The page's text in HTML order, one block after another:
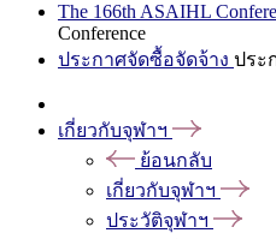
The 166th ASAIHL
Conference
ประกาศจัดซื้อจัดจ้าง ประ
เกี่ยวกับจุฬาฯ
ย้อนกลับ
เกี่ยวกับจุฬาฯ
ประวัติจุฬาฯ